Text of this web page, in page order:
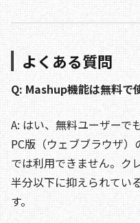
よくある質問
Q: Mashup機能は無料で
A: はい、無料ユーザーで
PC版（ウェブブラウザ
では利用できません。ク
半分以下に抑えられてい
す。